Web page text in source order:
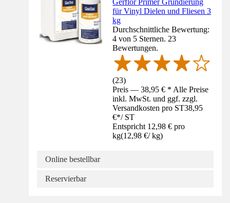
für Vinyl Dielen und Fliesen 3
kg
Durchschnittliche Bewertung:
4 von 5 Sternen. 23
Bewertungen.
(23)
Preis — 38,95 € * Alle Preise
inkl. MwSt. und ggf. zzgl.
Versandkosten pro ST38,95
€*/ ST
Entspricht 12,98 € pro
kg(12,98 €/ kg)
Online bestellbar
Reservierbar